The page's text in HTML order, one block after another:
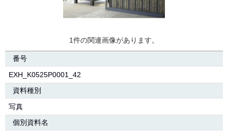
1件の関連画像があります。
番号
EXH_K0525P0001_42
資料種別
写真
個別資料名